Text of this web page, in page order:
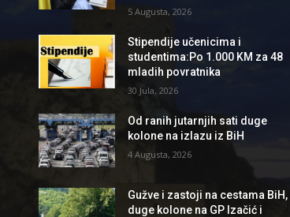
5 Augusta, 2026
Stipendije učenicima i
studentima:Po 1.000 KM za 48
mladih povratnika
30 Jula, 2026
Od ranih jutarnjih sati duge
kolone na izlazu iz BiH
4 Augusta, 2026
Gužve i zastoji na cestama BiH,
duge kolone na GP Izačić i